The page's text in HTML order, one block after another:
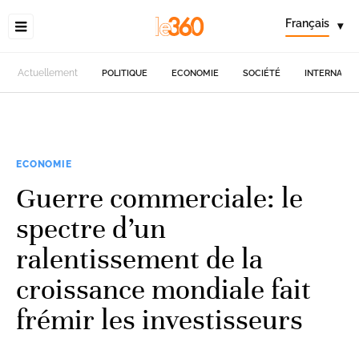
Français ▾
Actuellement POLITIQUE ECONOMIE SOCIÉTÉ
ECONOMIE
Guerre commerciale: le
spectre d’un
ralentissement de la
croissance mondiale fait
frémir les investisseurs